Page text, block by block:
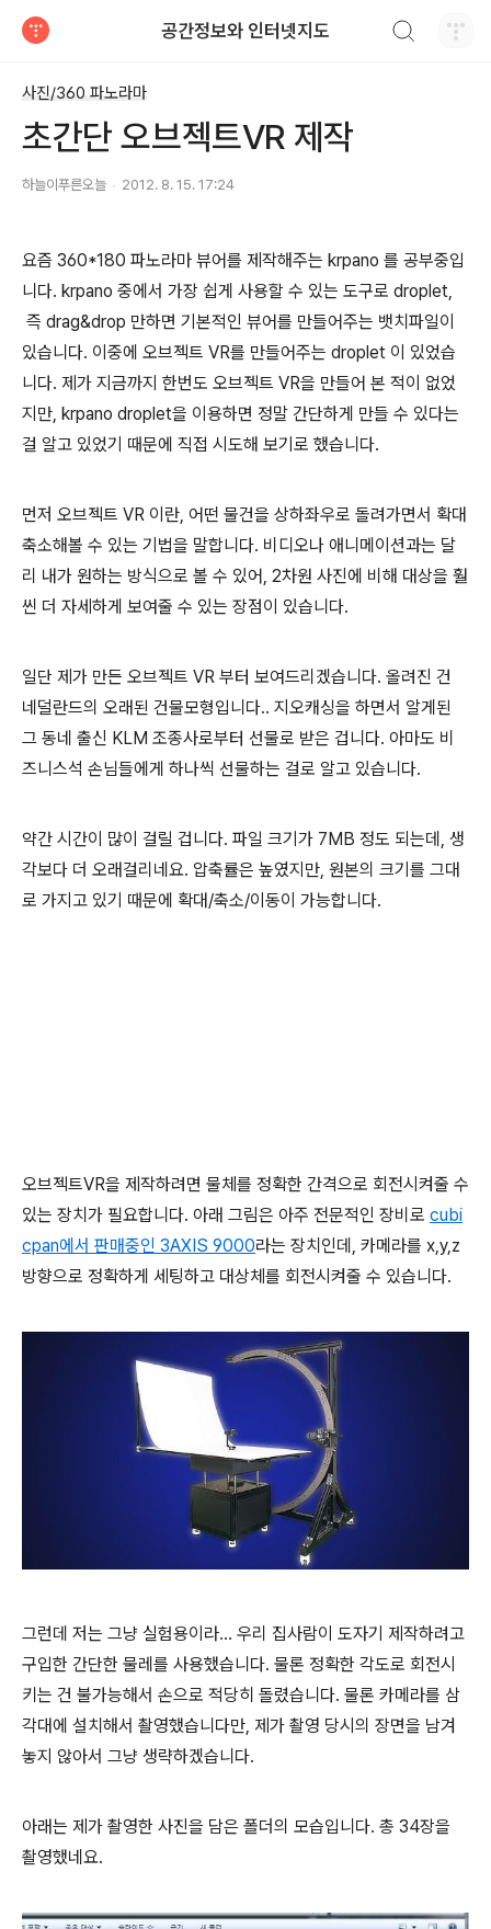
공간정보와 인터넷지도
사진/360 파노라마
초간단 오브젝트VR 제작
하늘이푸른오늘 2012. 8. 15. 17:24
요즘 360*180 파노라마 뷰어를 제작해주는 krpano 를 공부중입
니다. krpano 중에서 가장 쉽게 사용할 수 있는 도구로 droplet,
즉 drag&drop 만하면 기본적인 뷰어를 만들어주는 뱃치파일이
있습니다. 이중에 오브젝트 VR를 만들어주는 droplet 이 있었습
니다. 제가 지금까지 한번도 오브젝트 VR을 만들어 본 적이 없었
지만, krpano droplet을 이용하면 정말 간단하게 만들 수 있다는
걸 알고 있었기 때문에 직접 시도해 보기로 했습니다.
먼저 오브젝트 VR 이란, 어떤 물건을 상하좌우로 돌려가면서 확대
축소해볼 수 있는 기법을 말합니다. 비디오나 애니메이션과는 달
리 내가 원하는 방식으로 볼 수 있어, 2차원 사진에 비해 대상을 훨
씬 더 자세하게 보여줄 수 있는 장점이 있습니다.
일단 제가 만든 오브젝트 VR 부터 보여드리겠습니다. 올려진 건
네덜란드의 오래된 건물모형입니다.. 지오캐싱을 하면서 알게된
그 동네 출신 KLM 조종사로부터 선물로 받은 겁니다. 아마도 비
즈니스석 손님들에게 하나씩 선물하는 걸로 알고 있습니다.
약간 시간이 많이 걸릴 겁니다. 파일 크기가 7MB 정도 되는데, 생
각보다 더 오래걸리네요. 압축률은 높였지만, 원본의 크기를 그대
로 가지고 있기 때문에 확대/축소/이동이 가능합니다.
오브젝트VR을 제작하려면 물체를 정확한 간격으로 회전시켜줄 수
있는 장치가 필요합니다. 아래 그림은 아주 전문적인 장비로 cubi
cpan에서 판매중인 3AXIS 9000라는 장치인데, 카메라를 x,y,z
방향으로 정확하게 세팅하고 대상체를 회전시켜줄 수 있습니다.
그런데 저는 그냥 실험용이라... 우리 집사람이 도자기 제작하려고
구입한 간단한 물레를 사용했습니다. 물론 정확한 각도로 회전시
키는 건 불가능해서 손으로 적당히 돌렸습니다. 물론 카메라를 삼
각대에 설치해서 촬영했습니다만, 제가 촬영 당시의 장면을 남겨
놓지 않아서 그냥 생략하겠습니다.
아래는 제가 촬영한 사진을 담은 폴더의 모습입니다. 총 34장을
촬영했네요.